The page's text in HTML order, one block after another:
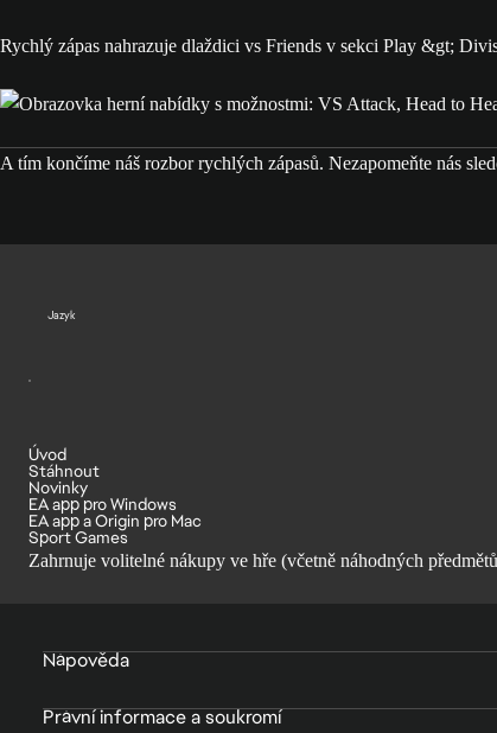
Rychlý zápas nahrazuje dlaždici vs Friends v sekci Play &gt;
A tím končíme náš rozbor rychlých zápasů. Nezapomeňte nás
Jazyk
Úvod
Stáhnout
Novinky
EA app pro Windows
EA app a Origin pro Mac
Sport Games
Zahrnuje volitelné nákupy ve hře (včetně náhodných
Nápověda
Právní informace a soukromí